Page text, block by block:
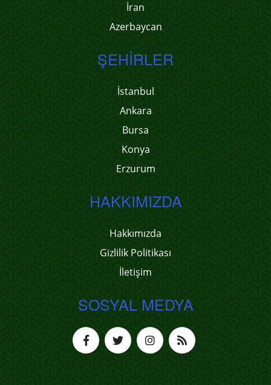
İran
Azerbaycan
ŞEHIRLER
İstanbul
Ankara
Bursa
Konya
Erzurum
HAKKIMIZDA
Hakkımızda
Gizlilik Politikası
İletişim
SOSYAL MEDYA